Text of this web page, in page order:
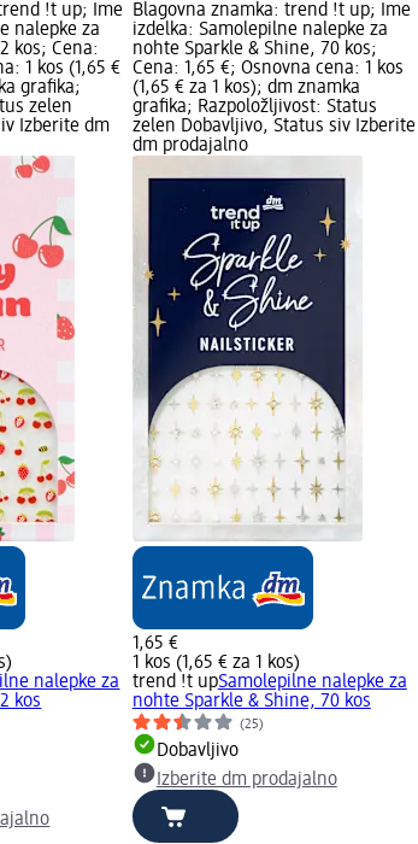
!t up; Ime
nalepke za
kos; Cena:
1 kos (1,65 €
grafika;
zelen
Izberite dm
nalepke za
kos
Blagovna znamka: trend !t up; Ime
izdelka: Samolepilne nalepke za
nohte Sparkle & Shine, 70 kos;
Cena: 1,65 €; Osnovna cena: 1 kos
(1,65 € za 1 kos); dm znamka
grafika; Razpoložljivost: Status
zelen Dobavljivo, Status siv Izberite
dm prodajalno
1,65 €
1 kos (1,65 € za 1 kos)
trend !t upSamolepilne nalepke za
nohte Sparkle & Shine, 70 kos
(25)
Dobavljivo
Izberite dm prodajalno